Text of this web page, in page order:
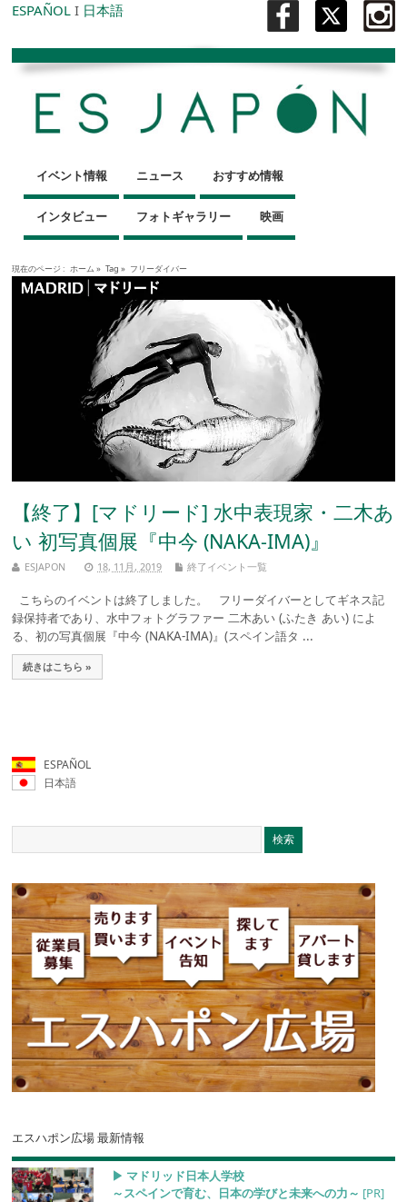
ESPAÑOL I 日本語
イベント情報 ニュース おすすめ情報
インタビュー フォトギャラリー 映画
現在のページ : ホーム » Tag » フリーダイバー
【終了】[マドリード] 水中表現家・二木あ
い 初写真個展『中今 (NAKA-IMA)』
ESJAPON 18, 11月, 2019 終了イベント一覧
こちらのイベントは終了しました。 フリーダイバーとしてギネス記
録保持者であり、水中フォトグラファー 二木あい (ふたき あい) によ
る、初の写真個展『中今 (NAKA-IMA)』(スペイン語タ ...
続きはこちら »
ESPAÑOL
日本語
エスハポン広場 最新情報
▶︎ マドリッド日本人学校
～スペインで育む、日本の学びと未来への力～ [PR]